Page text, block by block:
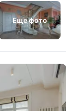
Еще фото